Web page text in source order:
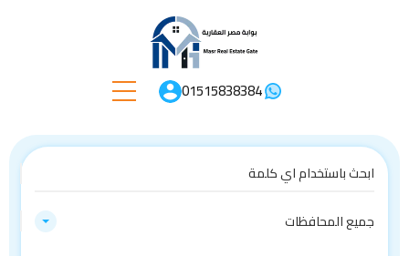
01515838384
جميع المحافظات